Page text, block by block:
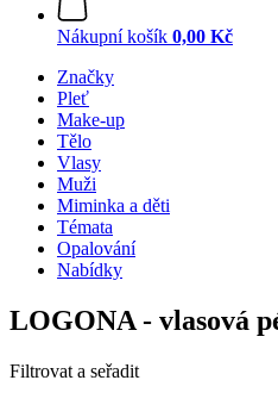
Nákupní košík 0,00 Kč
Značky
Pleť
Make-up
Tělo
Vlasy
Muži
Miminka a děti
Témata
Opalování
Nabídky
LOGONA - vlasová
Filtrovat a seřadit